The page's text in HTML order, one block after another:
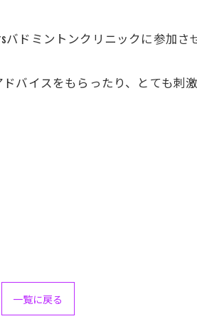
ドミントンクリニックに参加さ
バイスをもらったり、とても刺
一覧に戻る